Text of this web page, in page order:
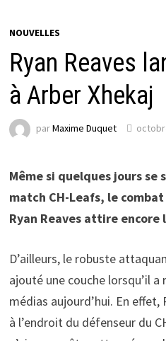
NOUVELLES
Ryan Reaves
à Arber Xhekaj
parMaxime Duquet
Même si quelques jours se
match CH-Leafs, le
Ryan Reaves attire
D’ailleurs, le robuste
ajouté une couche lorsqu’il
médias aujourd’hui. En effet,
à l’endroit du défenseur du